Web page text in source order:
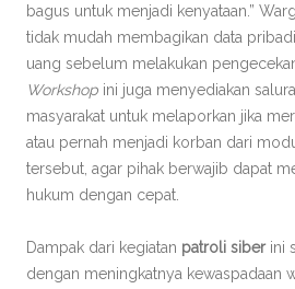
bagus untuk menjadi kenyataan.”
tidak mudah membagikan data
uang sebelum melakukan
Workshop ini juga menyediakan
masyarakat untuk melaporkan jika
atau pernah menjadi korban dari
tersebut, agar pihak berwajib dapat
hukum dengan cepat.
Dampak dari kegiatan patroli siberini
dengan meningkatnya kewaspadaan